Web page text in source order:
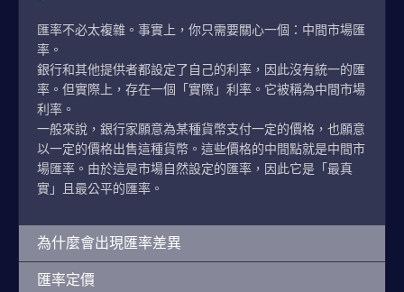
匯率不必太複雜。事實上，你只需要關心一個：中間市場匯
率。
銀行和其他提供者都設定了自己的利率，因此沒有統一的匯
率。但實際上，存在一個「實際」利率。它被稱為中間市場
利率。
一般來說，銀行家願意為某種貨幣支付一定的價格，也願意
以一定的價格出售這種貨幣。這些價格的中間點就是中間市
場匯率。由於這是市場自然設定的匯率，因此它是「最真
實」且最公平的匯率。
為什麼會出現匯率差異
匯率定價